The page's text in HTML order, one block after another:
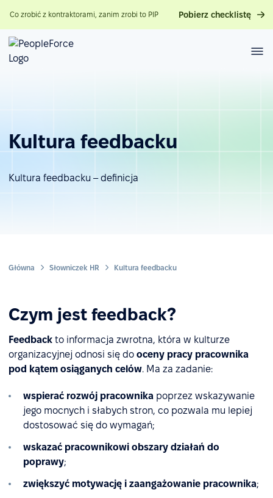
Co zrobić z kontraktorami, zanim zrobi to PIP Pobierz checklistę
Kultura feedbacku
Kultura feedbacku – definicja
Główna Słowniczek HR Kultura feedbacku
Czym jest feedback?
Feedback to informacja zwrotna, która w kulturze
organizacyjnej odnosi się do oceny pracy pracownika
pod kątem osiąganych celów. Ma za zadanie:
wspierać rozwój pracownika poprzez wskazywanie
jego mocnych i słabych stron, co pozwala mu lepiej
dostosować się do wymagań;
wskazać pracownikowi obszary działań do
poprawy;
zwiększyć motywację i zaangażowanie pracownika;